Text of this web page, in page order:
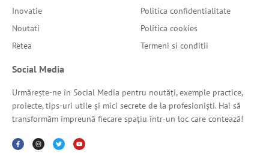
Inovatie
Noutati
Retea
Politica confidentialitate
Politica cookies
Termeni si conditii
Social Media
Urmărește-ne în Social Media pentru noutăți, exemple practice,
proiecte, tips-uri utile și mici secrete de la profesioniști. Hai să
transformăm împreună fiecare spațiu într-un loc care contează!